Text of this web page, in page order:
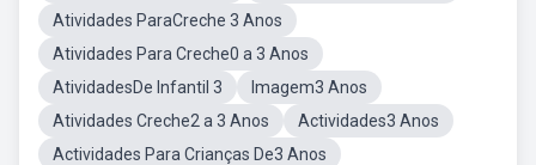
Atividades ParaCreche 3 Anos
Atividades Para Creche0 a 3 Anos
AtividadesDe Infantil 3
Imagem3 Anos
Atividades Creche2 a 3 Anos
Actividades3 Anos
Actividades Para Crianças De3 Anos